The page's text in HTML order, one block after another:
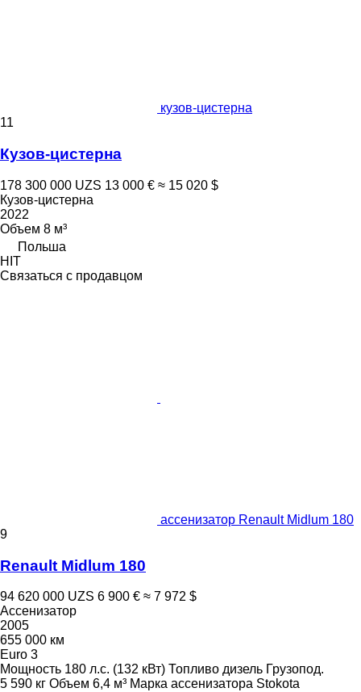
кузов-цистерна
11
Кузов-цистерна
178 300 000 UZS 13 000 € ≈ 15 020 $
Кузов-цистерна
2022
Объем 8 м³
Польша
HIT
Связаться с продавцом
ассенизатор Renault Midlum 180
9
Renault Midlum 180
94 620 000 UZS 6 900 € ≈ 7 972 $
Ассенизатор
2005
655 000 км
Euro 3
Мощность 180 л.с. (132 кВт) Топливо дизель Грузопод.
5 590 кг Объем 6,4 м³ Марка ассенизатора Stokota